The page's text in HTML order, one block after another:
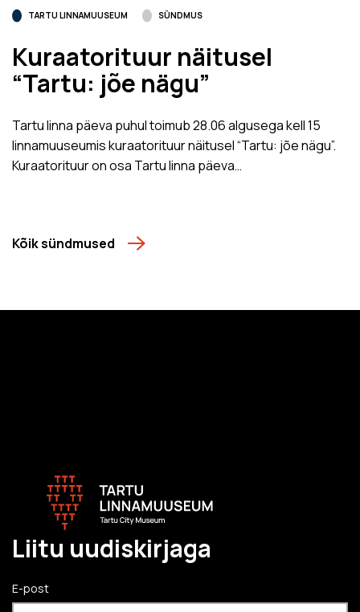
TARTU LINNAMUUSEUM SÜNDMUS
Kuraatorituur näitusel
“Tartu: jõe nägu”
Tartu linna päeva puhul toimub 28.06 algusega kell 15
linnamuuseumis kuraatorituur näitusel “Tartu: jõe nägu”.
Kuraatorituur on osa Tartu linna päeva…
Kõik sündmused
Liitu uudiskirjaga
E-post